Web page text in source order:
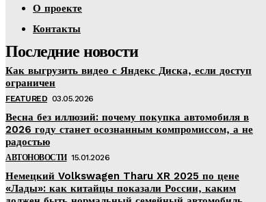
О проекте
Контакты
Последние новости
Как выгрузить видео с Яндекс Диска, если доступ
ограничен
FEATURED 03.05.2026
Весна без иллюзий: почему покупка автомобиля в
2026 году станет осознанным компромиссом, а не
радостью
АВТОНОВОСТИ 15.01.2026
Немецкий Volkswagen Tharu XR 2025 по цене
«Лады»: как китайцы показали России, каким